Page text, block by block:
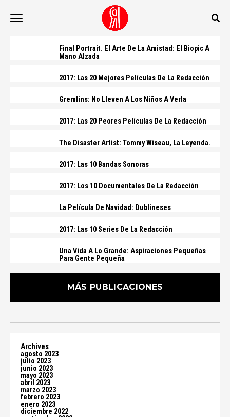
Final Portrait. El Arte De La Amistad: El Biopic A
Mano Alzada
2017: Las 20 Mejores Películas De La Redacción
Gremlins: No Lleven A Los Niños A Verla
2017: Las 20 Peores Películas De La Redacción
The Disaster Artist: Tommy Wiseau, La Leyenda.
2017: Las 10 Bandas Sonoras
2017: Los 10 Documentales De La Redacción
La Película De Navidad: Dublineses
2017: Las 10 Series De La Redacción
Una Vida A Lo Grande: Aspiraciones Pequeñas
Para Gente Pequeña
MÁS PUBLICACIONES
Archives
agosto 2023
julio 2023
junio 2023
mayo 2023
abril 2023
marzo 2023
febrero 2023
enero 2023
diciembre 2022